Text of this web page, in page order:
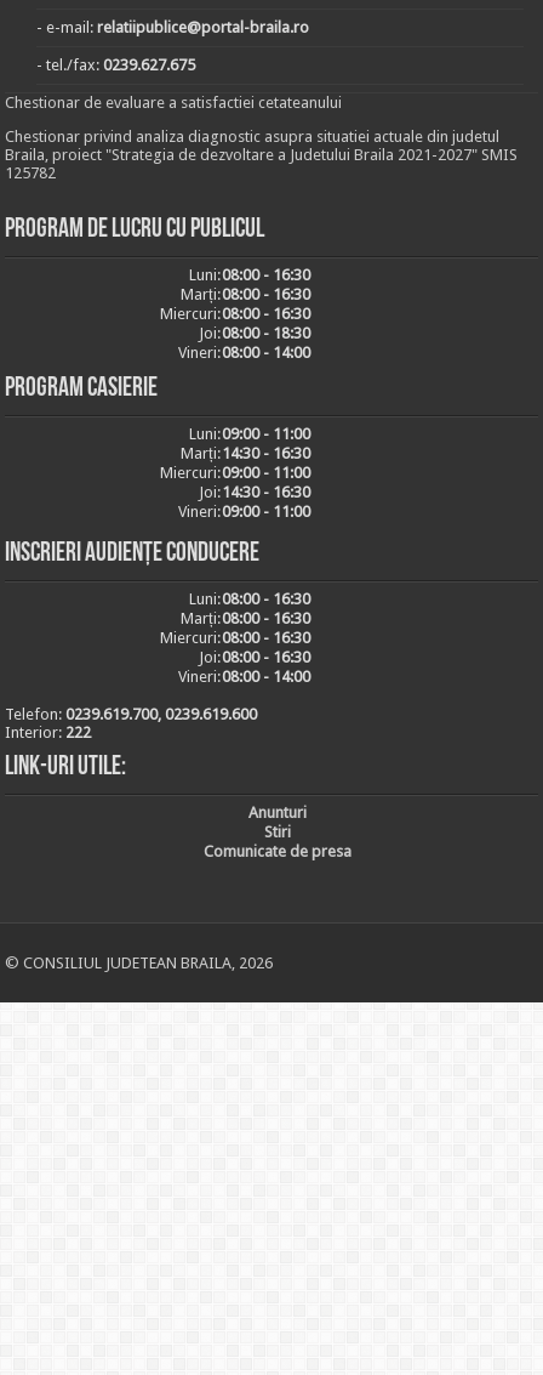
- e-mail:relatiipublice@portal-braila.ro
- tel./fax:0239.627.675
Chestionar de evaluare a satisfactiei cetateanului
Chestionar privind analiza diagnostic asupra situatiei actuale din judetul
Braila, proiect "Strategia de dezvoltare a Judetului Braila 2021-2027" SMIS
125782
Program de lucru cu publicul
Luni:08:00 - 16:30
Marți:08:00 - 16:30
Miercuri:08:00 - 16:30
Joi:08:00 - 18:30
Vineri:08:00 - 14:00
Program casierie
Luni:09:00 - 11:00
Marți:14:30 - 16:30
Miercuri:09:00 - 11:00
Joi:14:30 - 16:30
Vineri:09:00 - 11:00
Inscrieri audiențe conducere
Luni:08:00 - 16:30
Marți:08:00 - 16:30
Miercuri:08:00 - 16:30
Joi:08:00 - 16:30
Vineri:08:00 - 14:00
Telefon:0239.619.700, 0239.619.600
Interior: 222
Link-uri utile:
Anunturi
Stiri
Comunicate de presa
© CONSILIUL JUDETEAN BRAILA, 2026